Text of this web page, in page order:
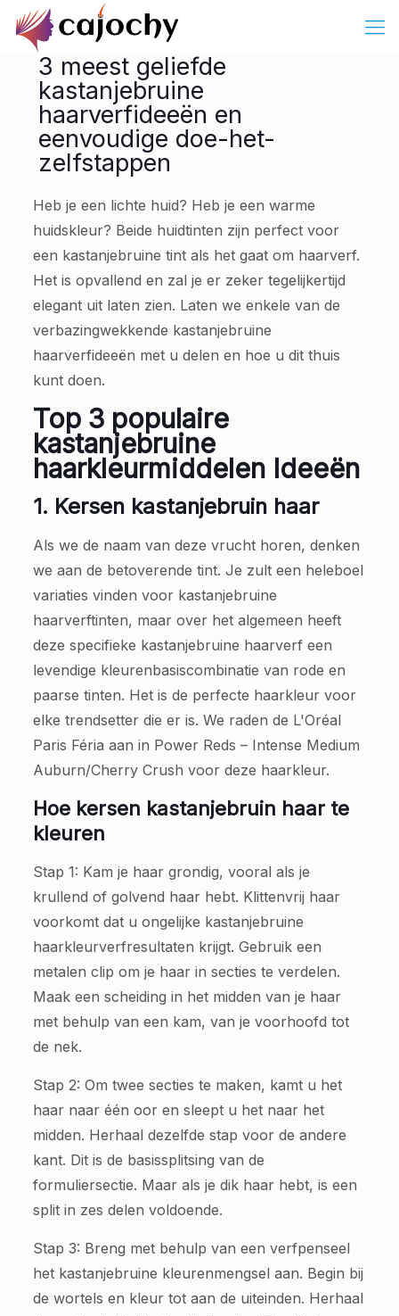
3 meest geliefde
kastanjebruine
haarverfideeën en
eenvoudige doe-het-
zelfstappen
Heb je een lichte huid? Heb je een warme
huidskleur? Beide huidtinten zijn perfect voor
een kastanjebruine tint als het gaat om haarverf.
Het is opvallend en zal je er zeker tegelijkertijd
elegant uit laten zien. Laten we enkele van de
verbazingwekkende kastanjebruine
haarverfideeën met u delen en hoe u dit thuis
kunt doen.
Top 3 populaire
kastanjebruine
haarkleurmiddelenIdeeën
1. Kersen kastanjebruin haar
Als we de naam van deze vrucht horen, denken
we aan de betoverende tint. Je zult een heleboel
variaties vinden voor kastanjebruine
haarverftinten, maar over het algemeen heeft
deze specifieke kastanjebruine haarverf een
levendige kleurenbasiscombinatie van rode en
paarse tinten. Het is de perfecte haarkleur voor
elke trendsetter die er is. We raden de L'Oréal
Paris Féria aan in Power Reds – Intense Medium
Auburn/Cherry Crush voor deze haarkleur.
Hoe kersen kastanjebruin haar te
kleuren
Stap 1: Kam je haar grondig, vooral als je
krullend of golvend haar hebt. Klittenvrij haar
voorkomt dat u ongelijke kastanjebruine
haarkleurverfresultaten krijgt. Gebruik een
metalen clip om je haar in secties te verdelen.
Maak een scheiding in het midden van je haar
met behulp van een kam, van je voorhoofd tot
de nek.
Stap 2: Om twee secties te maken, kamt u het
haar naar één oor en sleept u het naar het
midden. Herhaal dezelfde stap voor de andere
kant. Dit is de basissplitsing van de
formuliersectie. Maar als je dik haar hebt, is een
split in zes delen voldoende.
Stap 3: Breng met behulp van een verfpenseel
het kastanjebruine kleurenmengsel aan. Begin bij
de wortels en kleur tot aan de uiteinden. Herhaal